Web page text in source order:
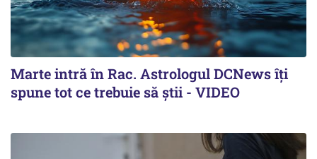
Marte intră în Rac. Astrologul DCNews îți
spune tot ce trebuie să știi - VIDEO